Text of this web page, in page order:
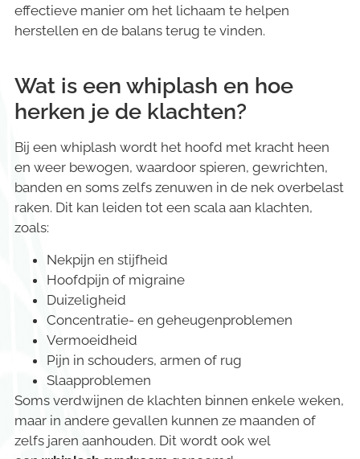
effectieve manier om het lichaam te helpen
herstellen en de balans terug te vinden.
Wat is een whiplash en hoe
herken je de klachten?
Bij een whiplash wordt het hoofd met kracht heen
en weer bewogen, waardoor spieren, gewrichten,
banden en soms zelfs zenuwen in de nek overbelast
raken. Dit kan leiden tot een scala aan klachten,
zoals:
Nekpijn en stijfheid
Hoofdpijn of migraine
Duizeligheid
Concentratie- en geheugenproblemen
Vermoeidheid
Pijn in schouders, armen of rug
Slaapproblemen
Soms verdwijnen de klachten binnen enkele weken,
maar in andere gevallen kunnen ze maanden of
zelfs jaren aanhouden. Dit wordt ook wel